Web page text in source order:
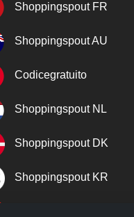
Shoppingspout FR
Shoppingspout AU
Codicegratuito
Shoppingspout NL
Shoppingspout DK
Shoppingspout KR